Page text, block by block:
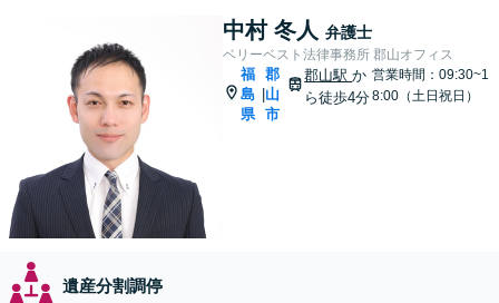
中村 冬人 弁護士
ベリーベスト法律事務所 郡山オフィス
福
島
県
郡
山
市
郡山駅か
ら徒歩4分
営業時間：09:30~1
8:00（土日祝日）
遺産分割調停